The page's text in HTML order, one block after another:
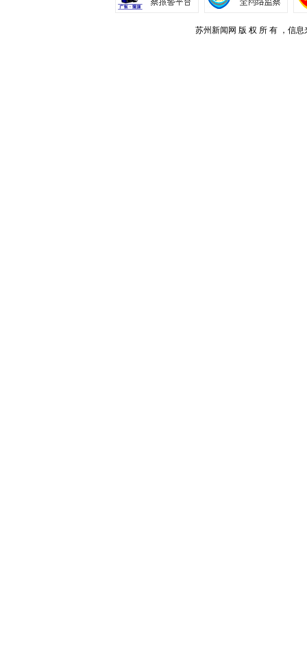
苏州新闻网 版 权 所 有 ，信